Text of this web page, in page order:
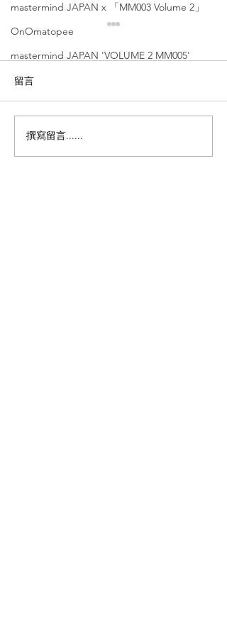
mastermind JAPAN x 「MM003 Volume 2」
OnOmatopee
mastermind JAPAN 'VOLUME 2 MM005'
MYKITA【探索德式美
學：Shocking pink 飛行
留言
撰寫留言......